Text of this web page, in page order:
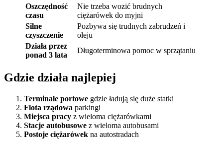
Oszczędność
czasu
Nie trzeba wozić brudnych
ciężarówek do myjni
Silne
czyszczenie
Pozbywa się trudnych zabrudzeń i
oleju
Działa przez
ponad 3 lata
Długoterminowa pomoc w sprzątaniu
Gdzie działa najlepiej
Terminale portowe gdzie ładują się duże statki
Flota rządowa parkingi
Miejsca pracy z wieloma ciężarówkami
Stacje autobusowe z wieloma autobusami
Postoje ciężarówek na autostradach